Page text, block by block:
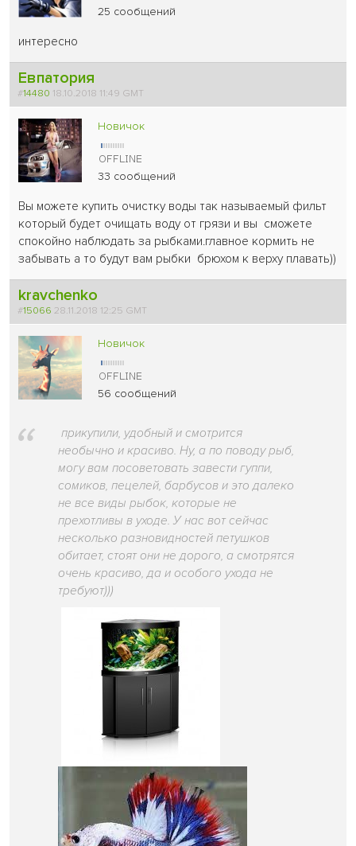
25 сообщений
интересно
Евпатория
#14480 18.10.2018 11:49 GMT
Новичок
33 сообщений
Вы можете купить очистку воды так называемый фильт
который будет очищать воду от грязи и вы сможете
спокойно наблюдать за рыбками.главное кормить не
забывать а то будут вам рыбки брюхом к верху плавать))
kravchenko
#15066 28.11.2018 12:25 GMT
Новичок
56 сообщений
прикупили, удобный и смотрится
необычно и красиво. Ну, а по поводу рыб,
могу вам посоветовать завести гуппи,
сомиков, пецелей, барбусов и это далеко
не все виды рыбок, которые не
прехотливы в уходе. У нас вот сейчас
несколько разновидностей петушков
обитает, стоят они не дорого, а смотрятся
очень красиво, да и особого ухода не
требуют)))